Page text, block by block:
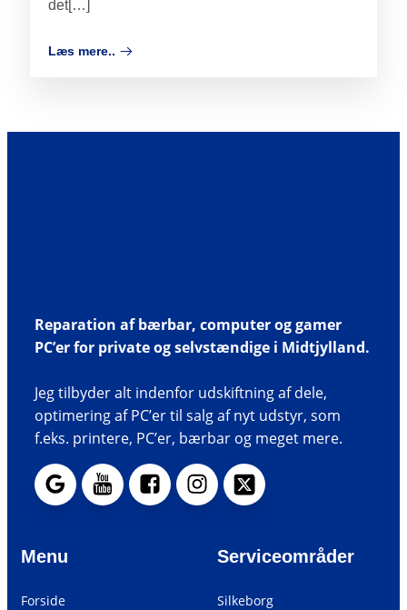
det[…]
Læs mere..
Reparation af bærbar, computer og gamer
PC’er for private og selvstændige i Midtjylland.
Jeg tilbyder alt indenfor udskiftning af dele,
optimering af PC’er til salg af nyt udstyr, som
f.eks. printere, PC’er, bærbar og meget mere.
Menu
Forside
Serviceområder
Silkeborg